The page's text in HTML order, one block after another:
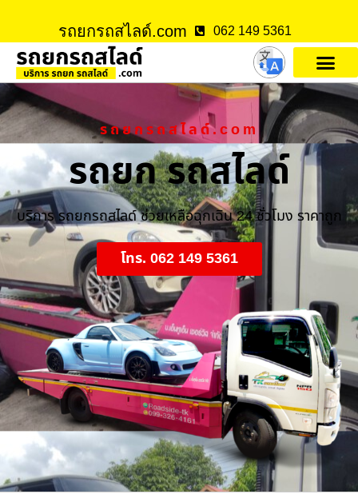
รถยกรถสไลด์.com 062 149 5361
รถยกรถสไลด์.com
รถยก รถสไลด์
บริการ รถยกรถสไลด์ ช่วยเหลือฉุกเฉิน 24 ชั่วโมง ราคาถูก
โทร. 062 149 5361